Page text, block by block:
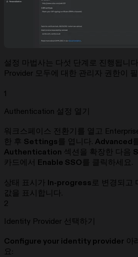
설정 마법사는 다섯 단계로 진행됩니
Provider 모두에 대한 관리자 권한이
1
Authentication 설정 열기
워크스페이스 전환기를 열고
한 후 Settings를 엽니다. Advanced
Authentication 섹션을 확장한 다음
카드에서 Enable SSO를 클릭하세요.
상태 표시가 In-progress 로 변경되고
값을 표시합니다.
2
Identity Provider 선택하기
Configure your identity provider 아
요: